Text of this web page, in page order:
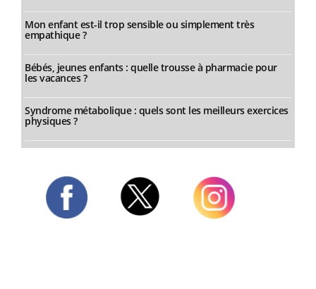
Mon enfant est-il trop sensible ou simplement très
empathique ?
Bébés, jeunes enfants : quelle trousse à pharmacie pour
les vacances ?
Syndrome métabolique : quels sont les meilleurs exercices
physiques ?